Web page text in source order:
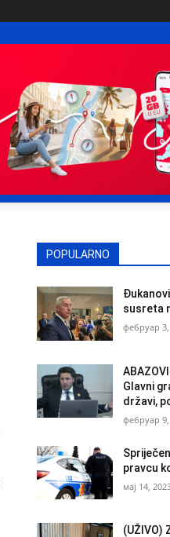
POPULARNO
susreta
фебруар
Glavni
državi,
фебруар
pravcu
мај 14,
(UŽIVO)